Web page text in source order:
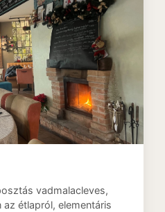
vadmalacleves,
étlapról, elementáris